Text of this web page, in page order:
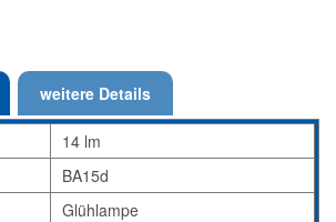
weitere Details
14 lm
BA15d
Glühlampe